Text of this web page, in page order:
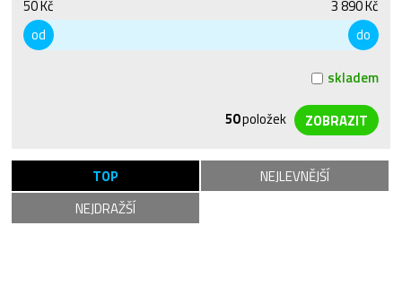
50 Kč
3 890 Kč
od
do
skladem
50položek
TOP
NEJLEVNĚJŠÍ
NEJDRAŽŠÍ